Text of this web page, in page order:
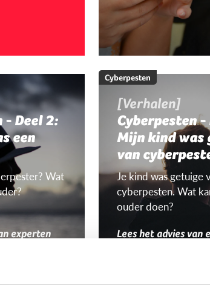
- Deel 2:
een
Wat
experten
Cyberpesten
[Verhalen]
Cyberpesten -
Mijn kind was
van
Je kind was getuige
cyberpesten. Wat
ouder doen?
Lees het advies van